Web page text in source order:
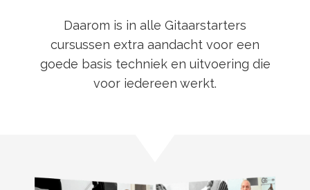
Daarom is in alle Gitaarstarters
cursussen extra aandacht voor een
goede basis techniek en uitvoering die
voor iedereen werkt.